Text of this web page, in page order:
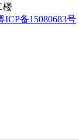
楼
ICP备15080683号